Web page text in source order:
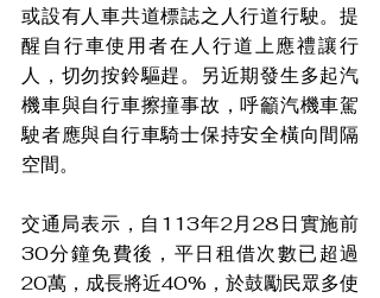
或設有人車共道標誌之人行道行駛。提
醒自行車使用者在人行道上應禮讓行
人，切勿按鈴驅趕。另近期發生多起汽
機車與自行車擦撞事故，呼籲汽機車駕
駛者應與自行車騎士保持安全橫向間隔
空間。
交通局表示，自113年2月28日實施前
30分鐘免費後，平日租借次數已超過
20萬，成長將近40%，於鼓勵民眾多使